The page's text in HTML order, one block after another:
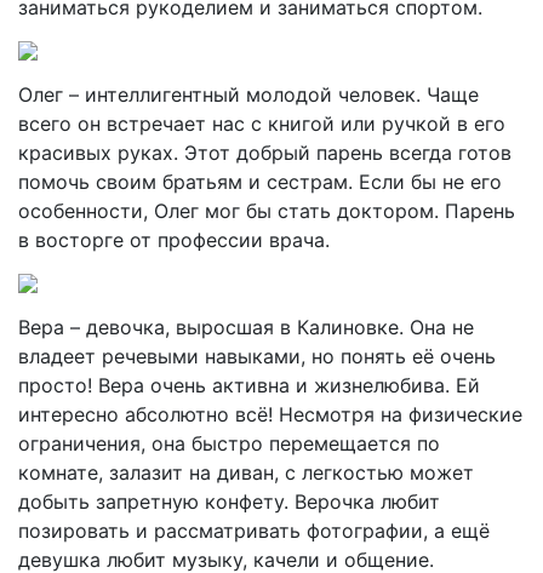
заниматься рукоделием и заниматься спортом.
Олег – интеллигентный молодой человек. Чаще
всего он встречает нас с книгой или ручкой в его
красивых руках. Этот добрый парень всегда готов
помочь своим братьям и сестрам. Если бы не его
особенности, Олег мог бы стать доктором. Парень
в восторге от профессии врача.
Вера – девочка, выросшая в Калиновке. Она не
владеет речевыми навыками, но понять её очень
просто! Вера очень активна и жизнелюбива. Ей
интересно абсолютно всё! Несмотря на физические
ограничения, она быстро перемещается по
комнате, залазит на диван, с легкостью может
добыть запретную конфету. Верочка любит
позировать и рассматривать фотографии, а ещё
девушка любит музыку, качели и общение.